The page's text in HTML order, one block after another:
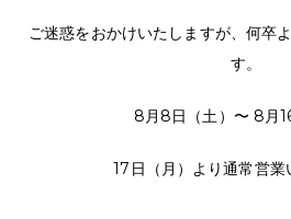
ご迷惑をおかけいたしますが、何卒
す。
8月8日（土）〜 8月
17日（月）より通常営業